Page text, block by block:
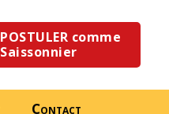
POSTULER comme
Saissonnier
Contact